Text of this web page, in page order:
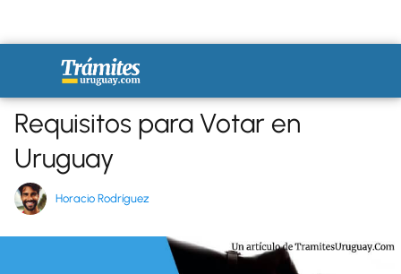
Requisitos para Votar en
Uruguay
Horacio Rodríguez